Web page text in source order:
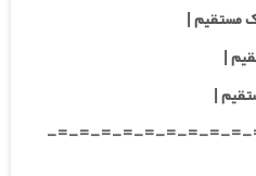
-=-=-=-=-=-=-=-=-